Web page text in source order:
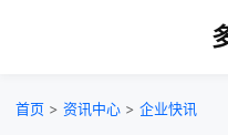
首页 > 资讯中心 > 企业快讯